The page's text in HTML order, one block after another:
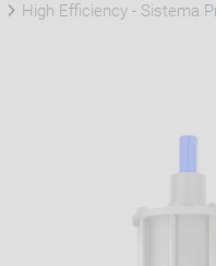
High Efficiency - Sistema